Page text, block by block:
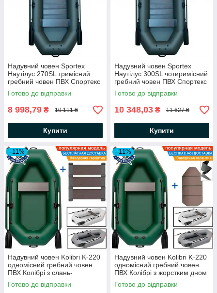
Надувний човен Sportex
Наутілус 270SL тримісний
гребний човен ПВХ Спортекс
балони 37 слань-килимок
Готово до відправки
8 998,79 ₴ 10 111 ₴
Купити
Надувний човен Sportex
Наутілус 300SL чотиримісний
гребний човен ПВХ Спортекс
балони 37 слань-килимок
Готово до відправки
10 348,03 ₴ 11 627 ₴
Купити
–11%
Надувний човен Kolibri K-220
одномісний гребний човен
ПВХ Колібрі з слань-
килимком балон 34 ПВХ 950
Готово до відправки
–11%
Надувний човен Kolibri K-220
одномісний гребний човен
ПВХ Колібрі з жорстким дном
- слань-книжкою балон 34
ПВХ 950
Готово до відправки